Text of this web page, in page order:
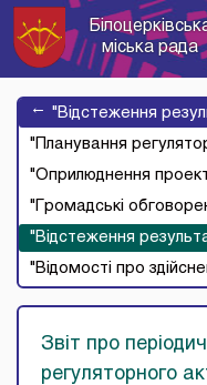
міська рада
→ "Відстеження
"Планування
"Оприлюднення
"Громадські
"Відстеження
"Відомості про
Звіт про
регуляторного